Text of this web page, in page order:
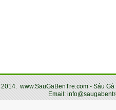
2014. www.SauGaBenTre.com - Sáu
Email: